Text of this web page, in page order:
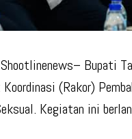
Shootlinenews– Bupati
Koordinasi (Rakor)
Kegiatan ini